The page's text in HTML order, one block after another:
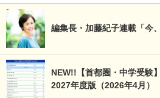
編集長・加藤紀子連載「今
NEW!!【首都圏・中学受験
2027年度版（2026年4月）